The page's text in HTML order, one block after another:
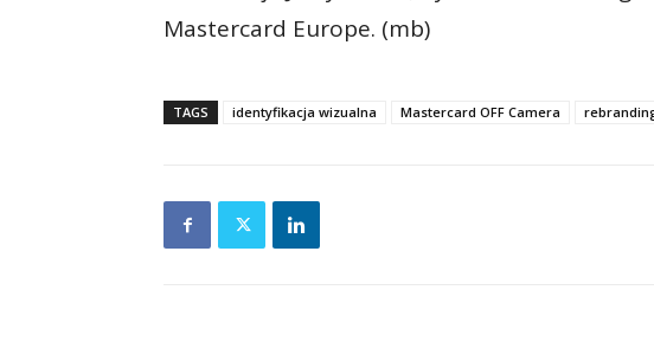
Mastercard Europe. (mb)
TAGS identyfikacja wizualna Mastercard OFF Camera